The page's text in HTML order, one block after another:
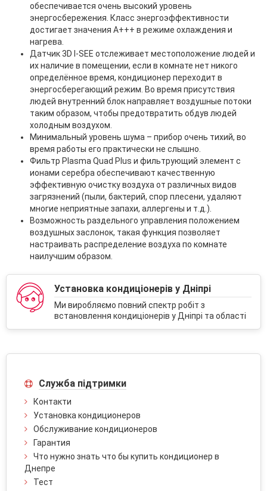
обеспечивается очень высокий уровень
энергосбережения. Класс энергоэффективности
достигает значения А+++ в режиме охлаждения и
нагрева.
Датчик 3D I-SEE отслеживает местоположение людей и
их наличие в помещении, если в комнате нет никого
определённое время, кондиционер переходит в
энергосберегающий режим. Во время присутствия
людей внутренний блок направляет воздушные потоки
таким образом, чтобы предотвратить обдув людей
холодным воздухом.
Минимальный уровень шума – прибор очень тихий, во
время работы его практически не слышно.
Фильтр Plasma Quad Plus и фильтрующий элемент с
ионами серебра обеспечивают качественную
эффективную очистку воздуха от различных видов
загрязнений (пыли, бактерий, спор плесени, удаляют
многие неприятные запахи, аллергены и т.д.).
Возможность раздельного управления положением
воздушных заслонок, такая функция позволяет
настраивать распределение воздуха по комнате
наилучшим образом.
Установка кондиціонерів у Дніпрі
Ми виробляємо повний спектр робіт з
встановлення кондиціонерів у Дніпрі та області
Служба підтримки
Контакти
Установка кондиционеров
Обслуживание кондиционеров
Гарантия
Что нужно знать что бы купить кондиционер в
Днепре
Тест